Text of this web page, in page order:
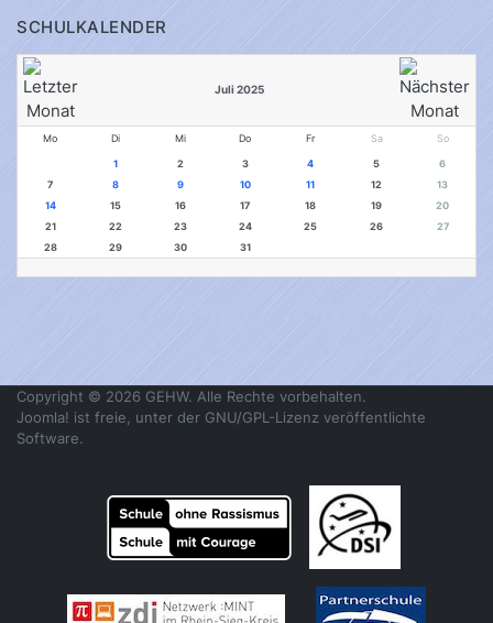
SCHULKALENDER
Juli 2025
Mo Di Mi Do Fr Sa So
1 2 3 4 5
6
7
8 9 10 11 12
13
14
15 16 17 18 19
20
21
22 23 24 25 26
27
28
29 30 31
Copyright © 2026 GEHW. Alle Rechte vorbehalten.
Joomla! ist freie, unter der GNU/GPL-Lizenz veröffentlichte
Software.